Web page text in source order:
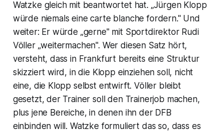
Watzke gleich mit beantwortet hat. „Jürgen Klopp
würde niemals eine carte blanche fordern." Und
weiter: Er würde „gerne" mit Sportdirektor Rudi
Völler „weitermachen". Wer diesen Satz hört,
versteht, dass in Frankfurt bereits eine Struktur
skizziert wird, in die Klopp einziehen soll, nicht
eine, die Klopp selbst entwirft. Völler bleibt
gesetzt, der Trainer soll den Trainerjob machen,
plus jene Bereiche, in denen ihn der DFB
einbinden will. Watzke formuliert das so, dass es